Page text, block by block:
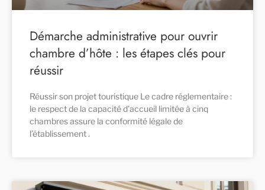
Démarche administrative pour ouvrir
chambre d’hôte : les étapes clés pour
réussir
Réussir son projet touristique Le cadre réglementaire :
le respect de la capacité d’accueil limitée à cinq
chambres assure la conformité légale de
l’établissement .